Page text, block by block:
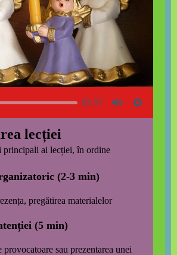
03:57
lecției
principali ai lecției, în ordine
(2-3 min)
pregătirea materialelor
(5 min)
provocatoare sau prezentarea unei